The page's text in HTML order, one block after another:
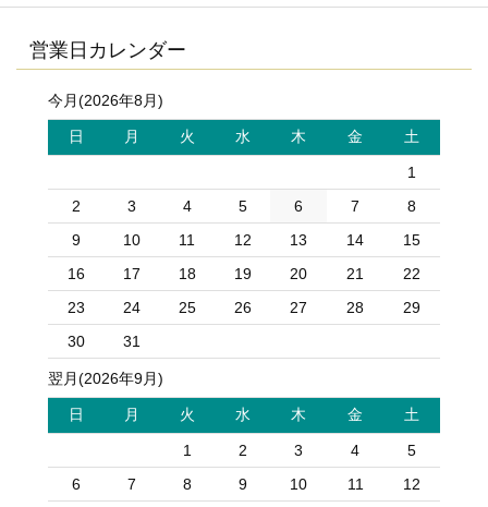
営業日カレンダー
今月(2026年8月)
日 月 火 水 木 金 土
1
2
3 4 5 6 7
8
9
10 11 12 13 14
15
16
17 18 19 20 21
22
23
24 25 26 27 28
29
30
31
翌月(2026年9月)
日 月 火 水 木 金 土
1 2 3 4
5
6
7 8 9 10 11
12